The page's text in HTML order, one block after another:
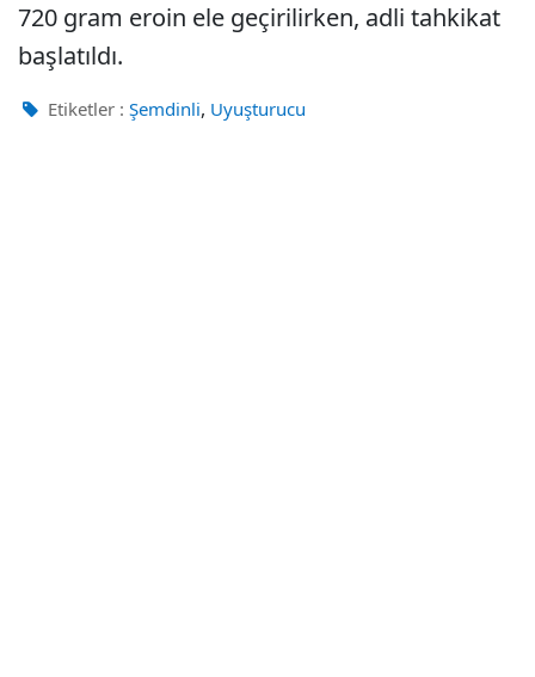
720 gram eroin ele geçirilirken, adli tahkikat
başlatıldı.
Etiketler : Şemdinli, Uyuşturucu